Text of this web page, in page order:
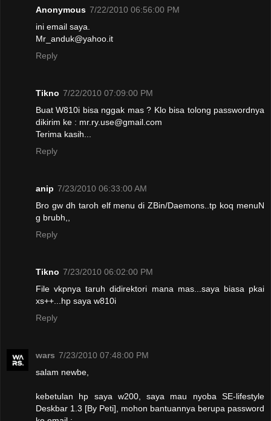
Anonymous 7/22/2010 06:56:00 PM
ini email saya.
Mr_anduk@yahoo.it
Reply
Tikno 7/22/2010 07:09:00 PM
Buat W810i bisa nggak mas ? Klo bisa tolong passwordnya
dikirim ke : mr.ry.use@gmail.com
Terima kasih...
Reply
anip 7/23/2010 06:33:00 AM
Bro gw dh taroh elf menu di ZBin/Daemons..tp koq menuN
g brubh,,
Reply
Tikno 7/23/2010 06:02:00 PM
File vkpnya taruh didirektori mana mas...saya biasa pkai
xs++...hp saya w810i
Reply
wars 7/23/2010 07:48:00 PM
salam newbe,
kebetulan hp saya w200, saya mau nyoba SE-lifestyle
Deskbar 1.3 [By Peti], mohon bantuannya berupa password